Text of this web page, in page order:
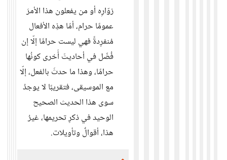
زوّارِه أو من يفعلون هذا الأمرَ
عمومًا حرام، أمّا هذِه الأفعال
مُنفرِدةً فهي ليست حرامًا إلّا إن
فُصِّل في أحاديثَ أُخرى كونُها
حرامًا، وهذا ما حدثَ بالفعل، إلّا
مع الموسيقى، فتقريبًا لا يوجدُ
سوى هذا الحديث الصحيح
الوحيد في ذكرِ تحريمها، غيرُ
هذا، أقوالٌ وتأويلات.